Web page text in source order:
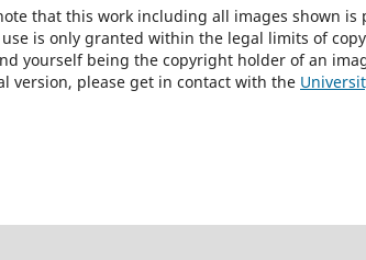
that this work including all images shown
is only granted within the legal limits of
yourself being the copyright holder of an
version, please get in contact with the